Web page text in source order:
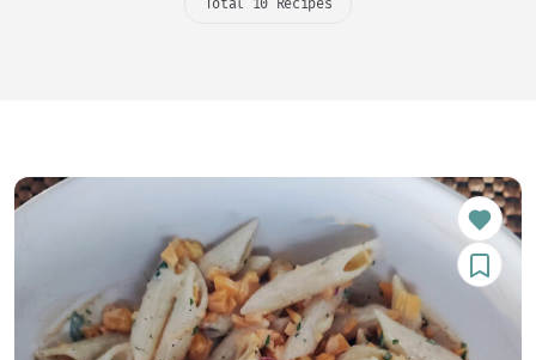
Total 10 Recipes